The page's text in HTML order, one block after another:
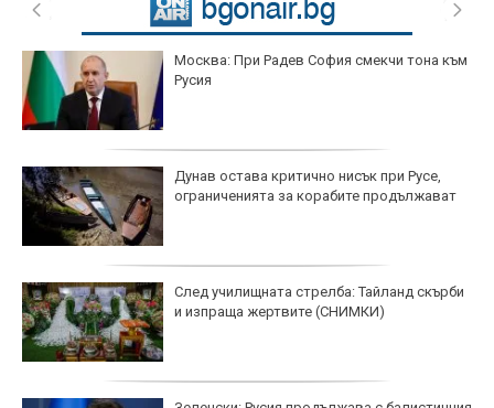
Москва: При Радев София смекчи тона към
Русия
Дунав остава критично нисък при Русе,
ограниченията за корабите продължават
След училищната стрелба: Тайланд скърби
и изпраща жертвите (СНИМКИ)